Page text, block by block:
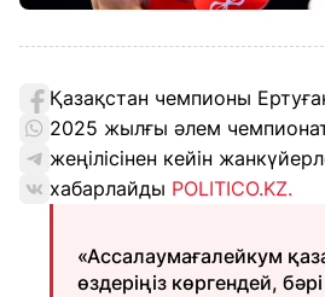
Қазақстан чемпионы
2025 жылғы әлем
жеңілісінен кейін
хабарлайды POLITICO.KZ.
«Ассалаумағалейкум
өздеріңіз көргендей,